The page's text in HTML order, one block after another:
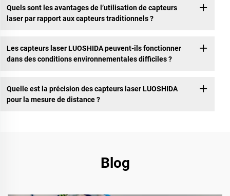
Quels sont les avantages de l’utilisation de capteurs
laser par rapport aux capteurs traditionnels ?
Les capteurs laser LUOSHIDA peuvent-ils fonctionner
dans des conditions environnementales difficiles ?
Quelle est la précision des capteurs laser LUOSHIDA
pour la mesure de distance ?
Blog